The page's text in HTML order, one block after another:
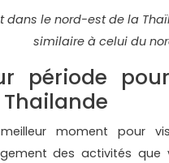
dans le nord-est de la
similaire à celui du
période
moment pour
des activités que